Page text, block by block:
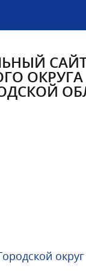
округ